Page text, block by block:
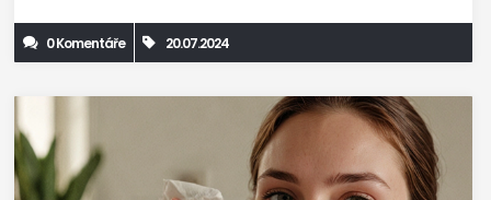
0 Komentáře 20.07.2024